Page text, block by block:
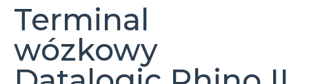
Terminal
wózkowy